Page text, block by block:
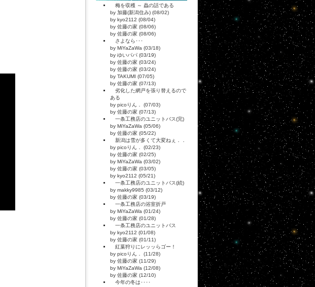
梅を収穫 ～ 蟲の話である
by 加藤(新潟住み) (08/02)
by kyo2112 (08/04)
by 佐藤の家 (08/06)
by 佐藤の家 (08/06)
さよなら･･･
by MiYaZaWa (03/18)
by ゆいパパ (03/19)
by 佐藤の家 (03/24)
by 佐藤の家 (03/24)
by TAKUMI (07/05)
by 佐藤の家 (07/13)
劣化した網戸を張り替えるので
ある
by picoりん． (07/03)
by 佐藤の家 (07/13)
一条工務店のユニットバス(完)
by MiYaZaWa (05/06)
by 佐藤の家 (05/22)
新潟は雪が多くて大変ねぇ．．
by picoりん． (02/23)
by 佐藤の家 (02/25)
by MiYaZaWa (03/02)
by 佐藤の家 (03/05)
by kyo2112 (05/21)
一条工務店のユニットバス(続)
by makky9985 (03/12)
by 佐藤の家 (03/19)
一条工務店の浴室折戸
by MiYaZaWa (01/24)
by 佐藤の家 (01/28)
一条工務店のユニットバス
by kyo2112 (01/08)
by 佐藤の家 (01/11)
紅葉狩りにレッッらゴー！
by picoりん． (11/28)
by 佐藤の家 (11/29)
by MiYaZaWa (12/08)
by 佐藤の家 (12/10)
今年の冬は････